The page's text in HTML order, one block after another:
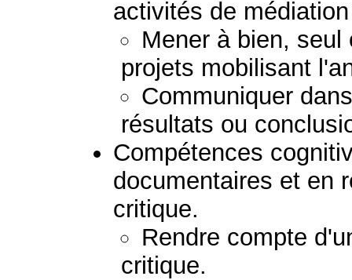
activités de
Mener à bien,
projets mobilisant
Communiquer
résultats ou
Compétences
documentaires et en
critique.
Rendre compte
critique.